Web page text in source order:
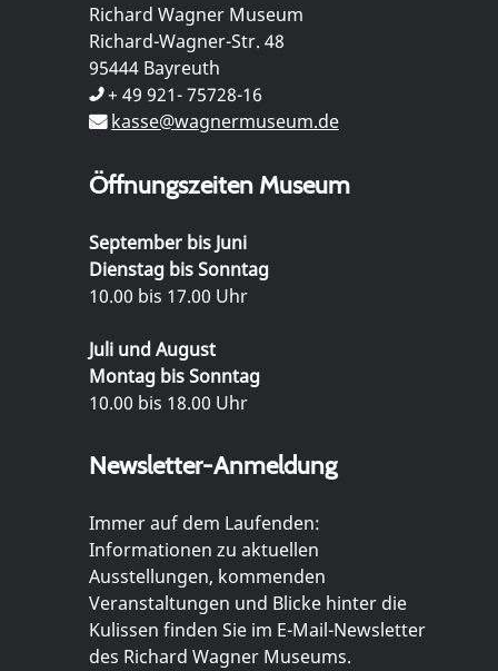
Richard Wagner Museum
Richard-Wagner-Str. 48
95444 Bayreuth
+ 49 921- 75728-16
kasse@wagnermuseum.de
Öffnungszeiten Museum
September bis Juni
Dienstag bis Sonntag
10.00 bis 17.00 Uhr
Juli und August
Montag bis Sonntag
10.00 bis 18.00 Uhr
Newsletter-Anmeldung
Immer auf dem Laufenden:
Informationen zu aktuellen
Ausstellungen, kommenden
Veranstaltungen und Blicke hinter die
Kulissen finden Sie im E-Mail-Newsletter
des Richard Wagner Museums.